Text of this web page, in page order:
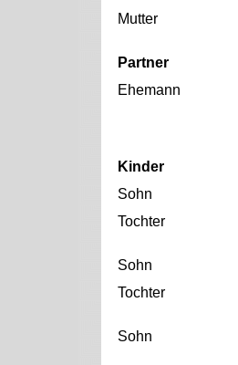
Mutter
Partner
Ehemann
Kinder
Sohn
Tochter
Sohn
Tochter
Sohn